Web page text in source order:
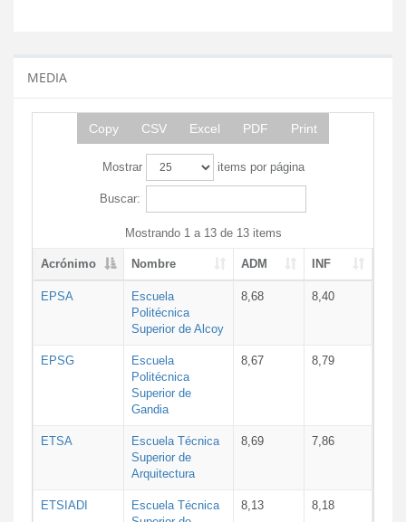
MEDIA
Copy CSV Excel PDF Print
Mostrar items por página
Buscar:
Mostrando 1 a 13 de 13 items
Acrónimo Nombre ADM INF
EPSA
Escuela
Politécnica
Superior de Alcoy
8,68 8,40
EPSG
Escuela
Politécnica
Superior de
Gandia
8,67 8,79
ETSA
Escuela Técnica
Superior de
Arquitectura
8,69 7,86
ETSIADI
Escuela Técnica
8,13 8,18